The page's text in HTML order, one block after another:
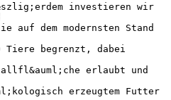
investieren wir
auf dem modernsten Stand
Tiere begrenzt, dabei
erlaubt und
erzeugtem Futter